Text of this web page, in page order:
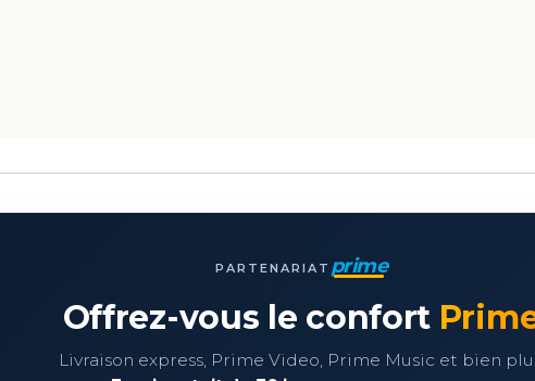
PARTENARIAT prime
Offrez-vous le confort
Livraison express, Prime Video, Prime Music et bien